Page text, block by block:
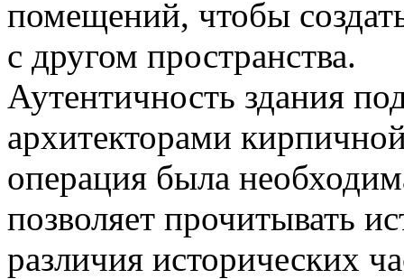
помещений, чтобы
с другом пространства.
Аутентичность здания
архитекторами
операция была
позволяет прочитывать
различия исторических